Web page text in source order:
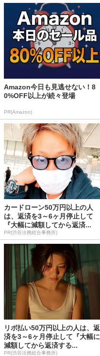
Amazon今日も見逃せない！8
0%OFF以上が続々登場
PR(Amazon)
カードローン50万円以上の人
は、返済を3～6ヶ月停止して
『大幅に減額してから返済...
PR(渋谷法務総合事務所)
リボ払い50万円以上の人は、返
済を3～6ヶ月停止して『大幅に
減額してから返済する...
PR(渋谷法務総合事務所)